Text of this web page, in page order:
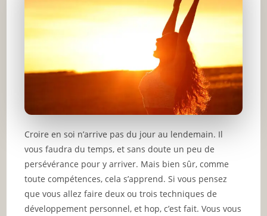
Croire en soi n’arrive pas du jour au lendemain. Il
vous faudra du temps, et sans doute un peu de
persévérance pour y arriver. Mais bien sûr, comme
toute compétences, cela s’apprend. Si vous pensez
que vous allez faire deux ou trois techniques de
développement personnel, et hop, c’est fait. Vous vous